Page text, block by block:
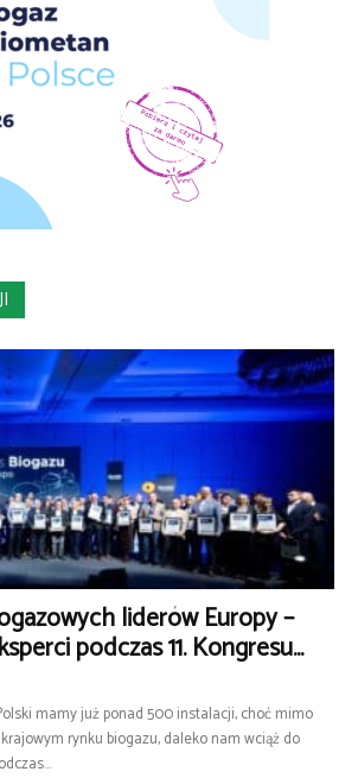
liderów Europy –
podczas 11. Kongresu...
mamy już ponad 500 instalacji, choć mimo
rynku biogazu, daleko nam wciąż do